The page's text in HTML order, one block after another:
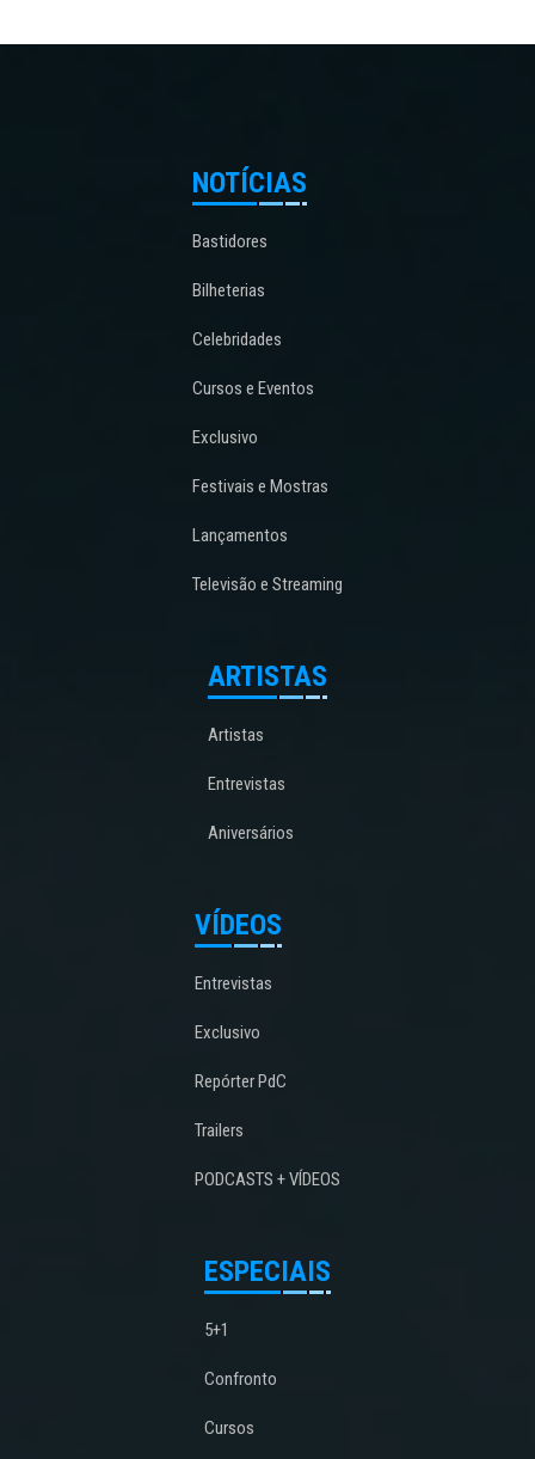
NOTÍCIAS
Bastidores
Bilheterias
Celebridades
Cursos e Eventos
Exclusivo
Festivais e Mostras
Lançamentos
Televisão e Streaming
ARTISTAS
Artistas
Entrevistas
Aniversários
VÍDEOS
Entrevistas
Exclusivo
Repórter PdC
Trailers
PODCASTS + VÍDEOS
ESPECIAIS
5+1
Confronto
Cursos